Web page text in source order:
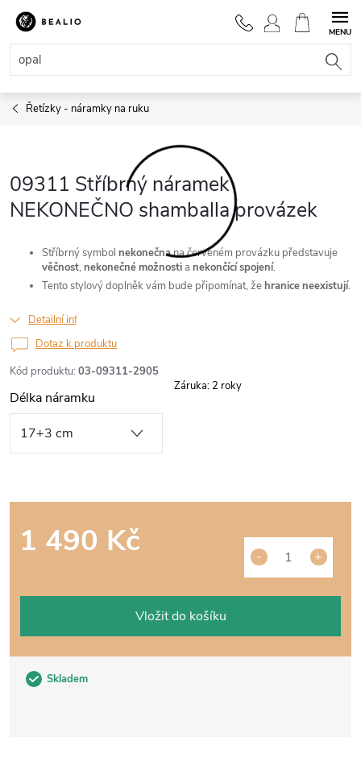
Přejít
obsah
NÁKUPNÍ
KOŠÍK
Řetízky - náramky na ruku
09311 Stříbrný náramek
NEKONEČNO shamballa provázek
Kód produktu: 03-09311-2905
Stříbrný symbol nekonečnana červeném provázku představuje
věčnost, nekonečnémožnostia nekončícíspojení.
Tento stylový doplněk vám bude připomínat, žehraniceneexistují.
Detailní informace
Délka náramku
Skladem
1 490 Kč
Vložit do košíku
Dotaz k produktu
Záruka: 2 roky